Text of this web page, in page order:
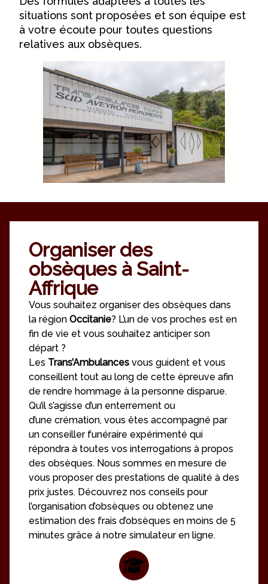
situations sont proposées et son équipe est
à votre écoute pour toutes questions
relatives aux obsèques.
Organiser des
obsèques à Saint-
Affrique
Vous souhaitez organiser des obsèques dans
la région Occitanie? L’un de vos proches est en
fin de vie et vous souhaitez anticiper son
départ ?
Les Trans’Ambulances vous guident et vous
conseillent tout au long de cette épreuve afin
de rendre hommage à la personne disparue.
Qu’il s’agisse d’un enterrement ou
d’une crémation, vous êtes accompagné par
un conseiller funéraire expérimenté qui
répondra à toutes vos interrogations à propos
des obsèques. Nous sommes en mesure de
vous proposer des prestations de qualité à des
prix justes. Découvrez nos conseils pour
l’organisation d’obsèques ou obtenez une
estimation des frais d’obsèques en moins de 5
minutes grâce à notre simulateur en ligne.